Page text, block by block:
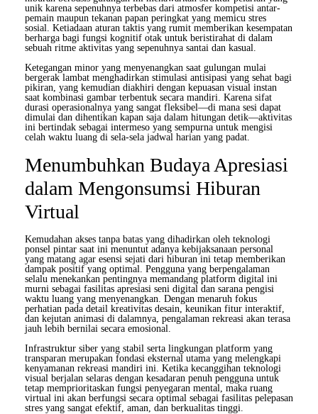
unik karena sepenuhnya terbebas dari atmosfer kompetisi antar-
pemain maupun tekanan papan peringkat yang memicu stres
sosial. Ketiadaan aturan taktis yang rumit memberikan kesempatan
berharga bagi fungsi kognitif otak untuk beristirahat di dalam
sebuah ritme aktivitas yang sepenuhnya santai dan kasual.
Ketegangan minor yang menyenangkan saat gulungan mulai
bergerak lambat menghadirkan stimulasi antisipasi yang sehat bagi
pikiran, yang kemudian diakhiri dengan kepuasan visual instan
saat kombinasi gambar terbentuk secara mandiri. Karena sifat
durasi operasionalnya yang sangat fleksibel—di mana sesi dapat
dimulai dan dihentikan kapan saja dalam hitungan detik—aktivitas
ini bertindak sebagai intermeso yang sempurna untuk mengisi
celah waktu luang di sela-sela jadwal harian yang padat.
Menumbuhkan Budaya Apresiasi
dalam Mengonsumsi Hiburan
Virtual
Kemudahan akses tanpa batas yang dihadirkan oleh teknologi
ponsel pintar saat ini menuntut adanya kebijaksanaan personal
yang matang agar esensi sejati dari hiburan ini tetap memberikan
dampak positif yang optimal. Pengguna yang berpengalaman
selalu menekankan pentingnya memandang platform digital ini
murni sebagai fasilitas apresiasi seni digital dan sarana pengisi
waktu luang yang menyenangkan. Dengan menaruh fokus
perhatian pada detail kreativitas desain, keunikan fitur interaktif,
dan kejutan animasi di dalamnya, pengalaman rekreasi akan terasa
jauh lebih bernilai secara emosional.
Infrastruktur siber yang stabil serta lingkungan platform yang
transparan merupakan fondasi eksternal utama yang melengkapi
kenyamanan rekreasi mandiri ini. Ketika kecanggihan teknologi
visual berjalan selaras dengan kesadaran penuh pengguna untuk
tetap memprioritaskan fungsi penyegaran mental, maka ruang
virtual ini akan berfungsi secara optimal sebagai fasilitas pelepasan
stres yang sangat efektif, aman, dan berkualitas tinggi.